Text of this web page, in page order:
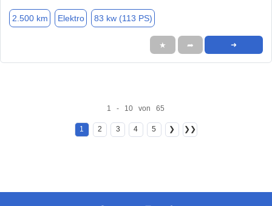
2.500 km Elektro 83 kw (113 PS)
★ ➦ ➜
1 - 10 von 65
1 2 3 4 5 ❯ ❯❯